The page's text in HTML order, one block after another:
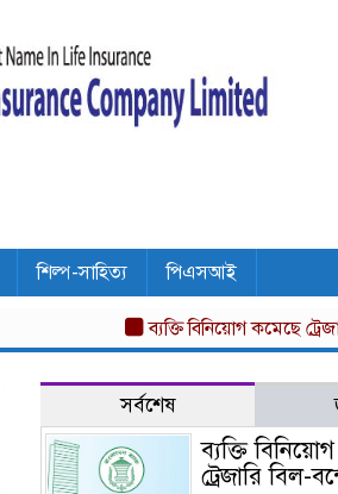
শিল্প-সাহিত্য পিএসআই
ব্যক্তি বিনিয়োগ কমেছে ট্রেজারি বিল-
সর্বশেষ
ব্যক্তি
ট্রেজারি বিল-